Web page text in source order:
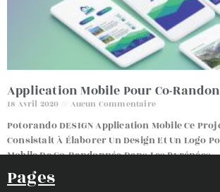
Application Mobile Pour Co-
18 Avril 2020 Aucun Commentaire
Potorando DESIGN Application Mobile Ce
Consistait À Élaborer Un Design Et Un Logo
Mobile De Co-Randonnée Dans Les Pyrénées.
Read More »
Pages